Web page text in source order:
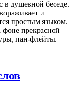
в душевной беседе.
и
простым языком.
прекрасной
пан-флейты.